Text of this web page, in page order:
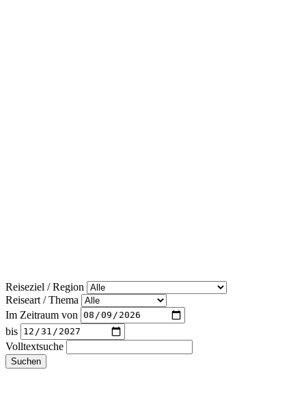
Reiseziel / Region
Reiseart / Thema
Im Zeitraum von
bis
Volltextsuche
Suchen